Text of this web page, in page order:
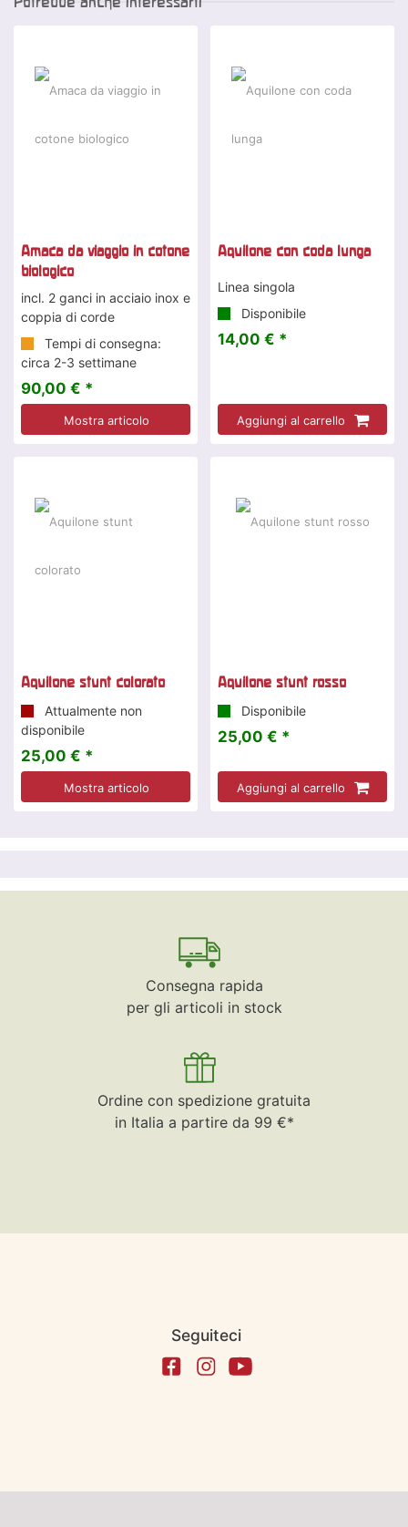
Amaca da viaggio in cotone
biologico
incl. 2 ganci in acciaio inox e
coppia di corde
Tempi di consegna:
circa 2-3 settimane
90,00 € *
Mostra articolo
Aquilone con coda lunga
Linea singola
Disponibile
14,00 € *
Aggiungi al carrello
Aquilone stunt colorato
Attualmente non
disponibile
25,00 € *
Mostra articolo
Aquilone stunt rosso
Disponibile
25,00 € *
Aggiungi al carrello
Consegna rapida
per gli articoli in stock
Ordine con spedizione gratuita
in Italia a partire da 99 €*
Seguiteci